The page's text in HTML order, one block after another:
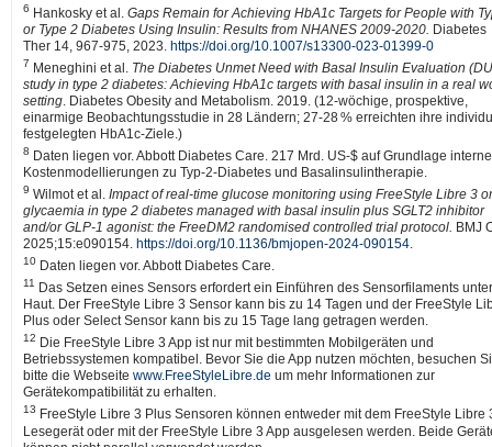
6 Hankosky et al. Gaps Remain for Achieving HbA1c Targets for People with
or Type 2 Diabetes Using Insulin: Results from NHANES 2009-2020. Diabetes
Ther 14, 967-975, 2023. https://doi.org/10.1007/s13300-023-01399-0
7 Meneghini et al. The Diabetes Unmet Need with Basal Insulin Evaluation
study in type 2 diabetes: Achieving HbA1c targets with basal insulin in a real
setting . Diabetes Obesity and Metabolism. 2019. (12-wöchige, prospektive,
einarmige Beobachtungsstudie in 28 Ländern; 27-28 % erreichten ihre
festgelegten HbA1c-Ziele.)
8 Daten liegen vor. Abbott Diabetes Care. 217 Mrd. US-$ auf Grundlage
Kostenmodellierungen zu Typ-2-Diabetes und Basalinsulintherapie.
9 Wilmot et al. Impact of real-time glucose monitoring using FreeStyle Libre 3
glycaemia in type 2 diabetes managed with basal insulin plus SGLT2 inhibitor
and/or GLP-1 agonist: the FreeDM2 randomised controlled trial protocol. BMJ
2025;15:e090154. https://doi.org/10.1136/bmjopen-2024-090154.
10 Daten liegen vor. Abbott Diabetes Care.
11
Das Setzen eines Sensors erfordert ein Einführen des Sensorfilaments
Haut. Der FreeStyle Libre 3 Sensor kann bis zu 14 Tagen und der FreeStyle
Plus oder Select Sensor kann bis zu 15 Tage lang getragen werden.
12 Die FreeStyle Libre 3 App ist nur mit bestimmten Mobilgeräten und
Betriebssystemen kompatibel. Bevor Sie die App nutzen möchten, besuchen
bitte die Webseite www.FreeStyleLibre.de um mehr Informationen zur
Gerätekompatibilität zu erhalten.
13 FreeStyle Libre 3 Plus Sensoren können entweder mit dem FreeStyle Libre
Lesegerät oder mit der FreeStyle Libre 3 App ausgelesen werden. Beide